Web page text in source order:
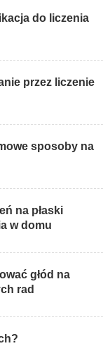
do liczenia
przez liczenie
sposoby na
na płaski
w domu
głód na
rad